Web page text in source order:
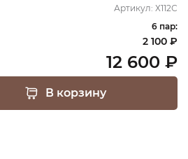
Артикул: Х112С
6 пар:
2 100 ₽
12 600 ₽
В корзину